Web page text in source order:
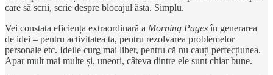
care să scrii, scrie despre blocajul ăsta. Simplu.
Vei constata eficiența extraordinară a Morning Pagesîn generarea
de idei – pentru activitatea ta, pentru rezolvarea problemelor
personale etc. Ideile curg mai liber, pentru că nu cauți perfecțiunea.
Apar mult mai multe și, uneori, câteva dintre ele sunt chiar bune.